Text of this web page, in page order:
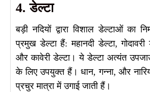
4. डेल्टा
बड़ी नदियों द्वारा विशाल डेल्टाओं का
प्रमुख डेल्टा हैं: महानदी डेल्टा, गोदावरी
और कावेरी डेल्टा। ये डेल्टा अत्यंत
के लिए उपयुक्त हैं। धान, गन्ना, और
प्रचुर मात्रा में उगाई जाती हैं।